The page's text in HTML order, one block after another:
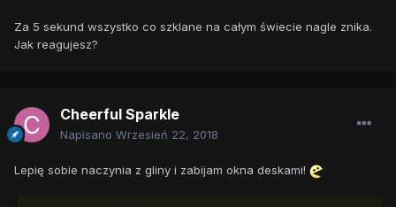
Za 5 sekund wszystko co szklane na całym świecie nagle znika.
Jak reagujesz?
Cheerful Sparkle
Napisano Wrzesień 22, 2018
Lepię sobie naczynia z gliny i zabijam okna deskami!